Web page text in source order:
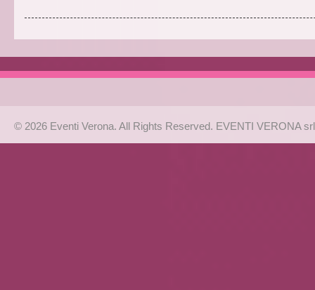
© 2026 Eventi Verona. All Rights Reserved. EVENTI VERONA